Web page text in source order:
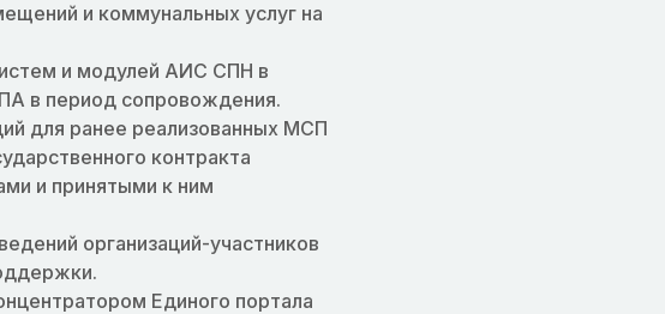
и коммунальных услуг на
и модулей АИС СПН в
в период сопровождения.
для ранее реализованных МСП
контракта
и принятыми к ним
организаций-участников
Единого портала